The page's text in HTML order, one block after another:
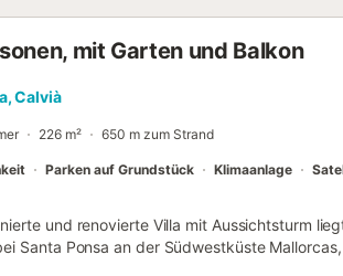
mit Garten und Balkon
Calvià
226 m² 650 m zum Strand
Parken auf Grundstück Klimaanlage
und renovierte Villa mit Aussichtsturm
Santa Ponsa an der Südwestküste